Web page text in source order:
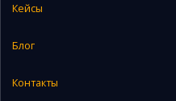
Кейсы
Блог
Контакты